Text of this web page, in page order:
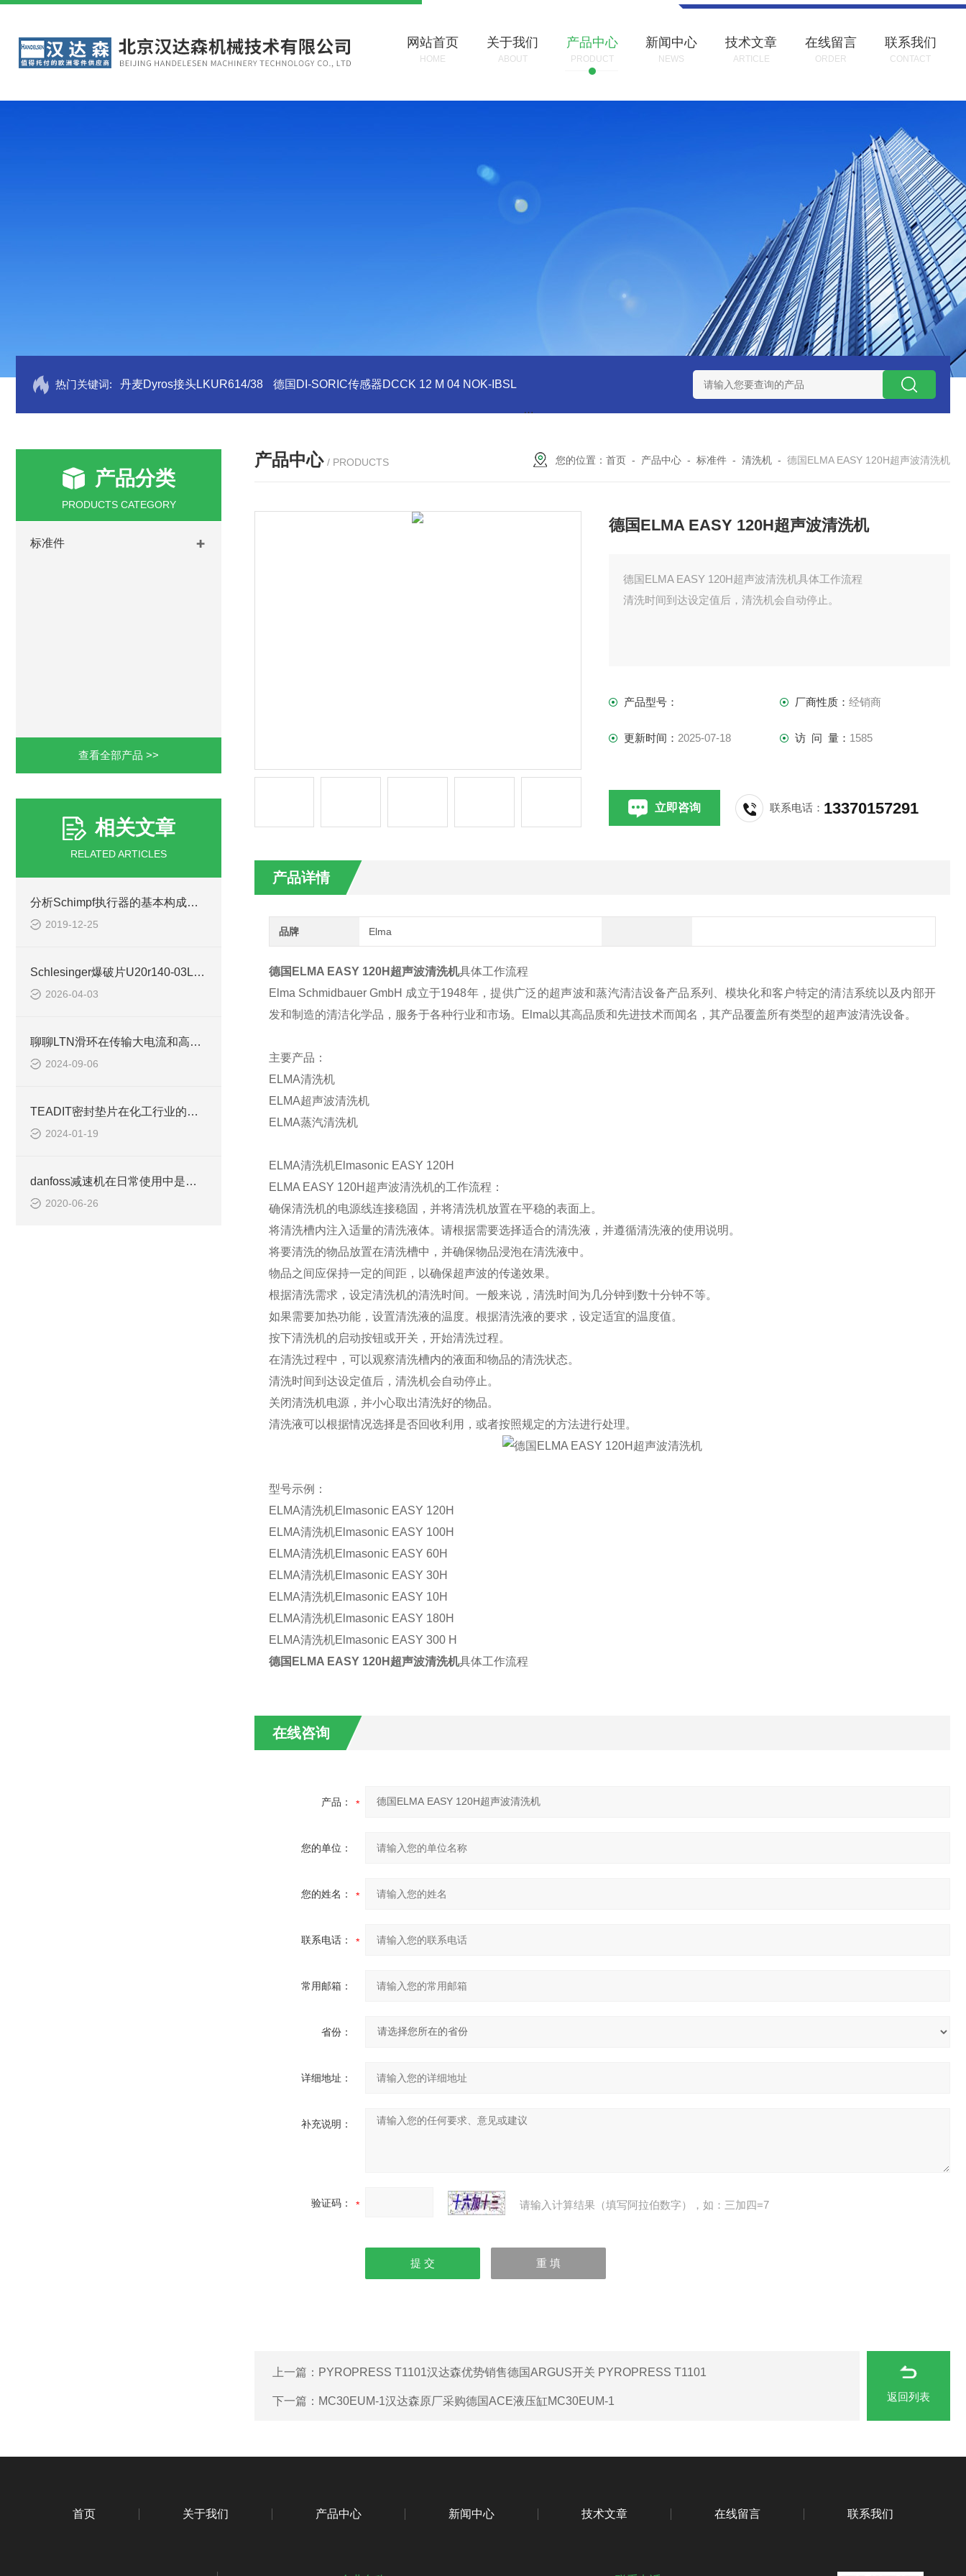
网站首页
HOME
关于我们
ABOUT
产品中心
PRODUCT
新闻中心
NEWS
技术文章
ARTICLE
在线留言
ORDER
联系我们
CONTACT
热门关键词: 丹麦Dyros接头LKUR614/38 德国DI-SORIC传感器DCCK 12 M 04 NOK-IBSL 德国DI-SORIC传感器DCC 08 M 02 PSK-TSL 瑞典AQ液位开关RS34 意大利
产品分类
PRODUCTS CATEGORY
标准件
查看全部产品 >>
相关文章
RELATED ARTICLES
分析Schimpf执行器的基本构成及使用优势
2019-12-25
Schlesinger爆破片U20r140-03L用于环保设备领域
2026-04-03
聊聊LTN滑环在传输大电流和高电压方面有哪些优势
2024-09-06
TEADIT密封垫片在化工行业的广泛应用与优势分析
2024-01-19
danfoss减速机在日常使用中是如何运用与维护的？
2020-06-26
产品中心 / PRODUCTS 您的位置： 首页 - 产品中心 - 标准件 - 清洗机 - 德国ELMA EASY 120H超声波清洗机
德国ELMA EASY 120H超声波清洗机
德国ELMA EASY 120H超声波清洗机具体工作流程
清洗时间到达设定值后，清洗机会自动停止。
产品型号： 厂商性质： 经销商
更新时间： 2025-07-18 访 问 量： 1585
立即咨询 联系电话： 13370157291
产品详情
品牌 Elma
德国 ELMA EASY 120H 超声波清洗机具体工作流程
Elma Schmidbauer GmbH 成立于1948年，提供广泛的超声波和蒸汽清洁设备产品系列、模块化和客户特定的清洁系统以及内部开
发和制造的清洁化学品，服务于各种行业和市场。 Elma 以其高品质和先进技术而闻名，其产品覆盖所有类型的超声波清洗设备。
主要产品：
ELMA清洗机
ELMA超声波清洗机
ELMA蒸汽清洗机
ELMA清洗机Elmasonic EASY 120H
ELMA EASY 120H 超声波清洗机的工作流程：
确保清洗机的电源线连接稳固，并将清洗机放置在平稳的表面上。
将清洗槽内注入适量的清洗液体。请根据需要选择适合的清洗液，并遵循清洗液的使用说明。
将要清洗的物品放置在清洗槽中，并确保物品浸泡在清洗液中。
物品之间应保持一定的间距，以确保超声波的传递效果。
根据清洗需求，设定清洗机的清洗时间。一般来说，清洗时间为几分钟到数十分钟不等。
如果需要加热功能，设置清洗液的温度。根据清洗液的要求，设定适宜的温度值。
按下清洗机的启动按钮或开关，开始清洗过程。
在清洗过程中，可以观察清洗槽内的液面和物品的清洗状态。
清洗时间到达设定值后，清洗机会自动停止。
关闭清洗机电源，并小心取出清洗好的物品。
清洗液可以根据情况选择是否回收利用，或者按照规定的方法进行处理。
型号示例：
ELMA清洗机Elmasonic EASY 120H
ELMA清洗机Elmasonic EASY 100H
ELMA清洗机Elmasonic EASY 60H
ELMA清洗机Elmasonic EASY 30H
ELMA清洗机Elmasonic EASY 10H
ELMA清洗机Elmasonic EASY 180H
ELMA清洗机Elmasonic EASY 300 H
德国 ELMA EASY 120H 超声波清洗机具体工作流程
在线咨询
产品：
您的单位：
您的姓名：
联系电话：
常用邮箱：
省份：
详细地址：
补充说明：
验证码： 请输入计算结果（填写阿拉伯数字），如：三加四=7
上一篇： PYROPRESS T1101汉达森优势销售德国ARGUS开关 PYROPRESS T1101
下一篇： MC30EUM-1汉达森原厂采购德国ACE液压缸MC30EUM-1 返回列表
首页 关于我们 产品中心 新闻中心 技术文章 在线留言 联系我们